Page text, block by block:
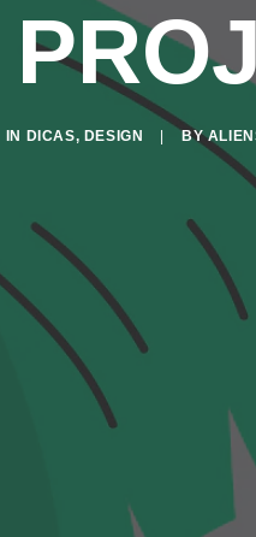
IN DICAS, DESIGN BY